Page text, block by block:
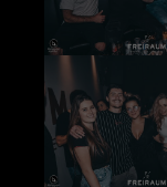
Drop us a
About
Lorem ipsum